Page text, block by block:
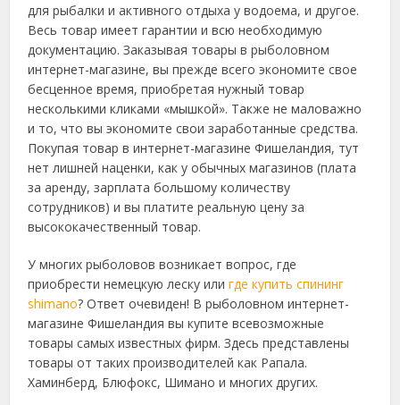
для рыбалки и активного отдыха у водоема, и другое.
Весь товар имеет гарантии и всю необходимую
документацию. Заказывая товары в рыболовном
интернет-магазине, вы прежде всего экономите свое
бесценное время, приобретая нужный товар
несколькими кликами «мышкой». Также не маловажно
и то, что вы экономите свои заработанные средства.
Покупая товар в интернет-магазине Фишеландия, тут
нет лишней наценки, как у обычных магазинов (плата
за аренду, зарплата большому количеству
сотрудников) и вы платите реальную цену за
высококачественный товар.
У многих рыболовов возникает вопрос, где
приобрести немецкую леску илигде купить спининг
shimano? Ответ очевиден! В рыболовном интернет-
магазине Фишеландия вы купите всевозможные
товары самых известных фирм. Здесь представлены
товары от таких производителей как Рапала.
Хаминберд, Блюфокс, Шимано и многих других.